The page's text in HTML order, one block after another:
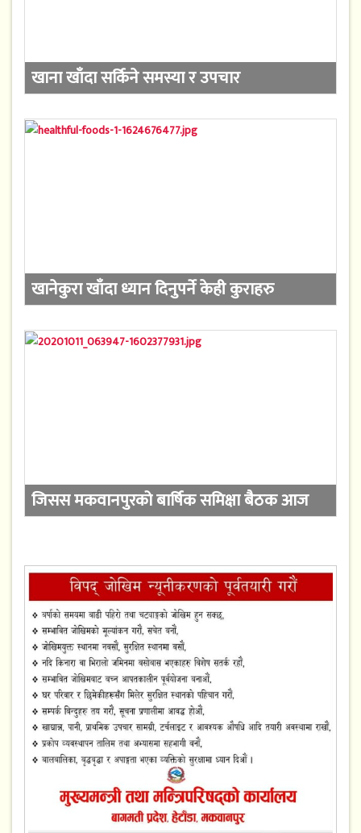
खाना खाँदा सर्किने समस्या र उपचार
खानेकुरा खाँदा ध्यान दिनुपर्ने केही कुराहरु
जिसस मकवानपुरको बार्षिक समिक्षा बैठक आज